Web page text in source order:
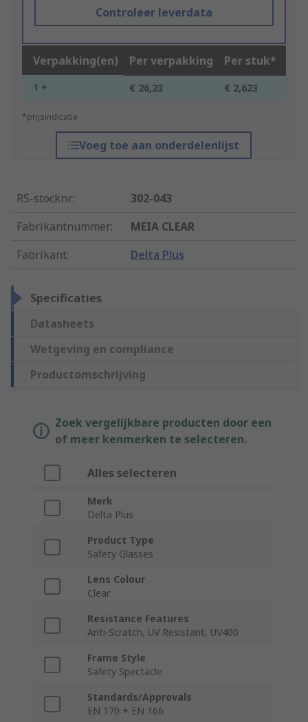
Controleer leverdata
Verpakking(en) Per verpakking Per stuk*
1 + € 26,23 € 2,623
*prijsindicatie
Voeg toe aan onderdelenlijst
RS-stocknr.:
302-043
Fabrikantnummer:
MEIA CLEAR
Fabrikant: Delta Plus
Specificaties
Datasheets
Wetgeving en compliance
Productomschrijving
Zoek vergelijkbare producten door een
of meer kenmerken te selecteren.
Alles selecteren
Merk
Delta Plus
Product Type
Safety Glasses
Lens Colour
Clear
Resistance Features
Anti-Scratch, UV Resistant, UV400
Frame Style
Safety Spectacle
Standards/Approvals
EN 170 + EN 166